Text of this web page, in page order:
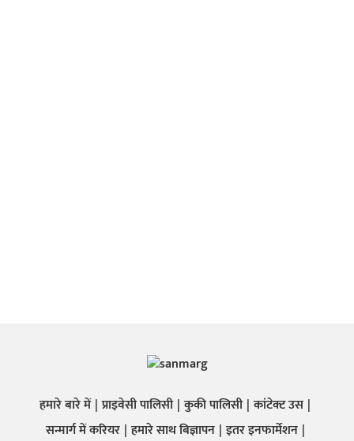
हमारे बारे में प्राइवेसी पालिसी कुकी पालिसी कांटेक्ट उस
सन्मार्ग में करियर हमारे साथ बिज्ञापन इतर इनफार्मेशन